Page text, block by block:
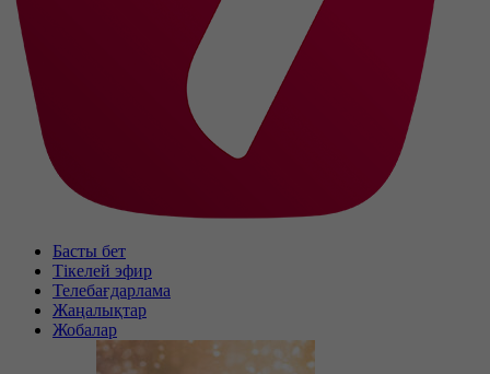
Басты бет
Тікелей эфир
Телебағдарлама
Жаңалықтар
Жобалар